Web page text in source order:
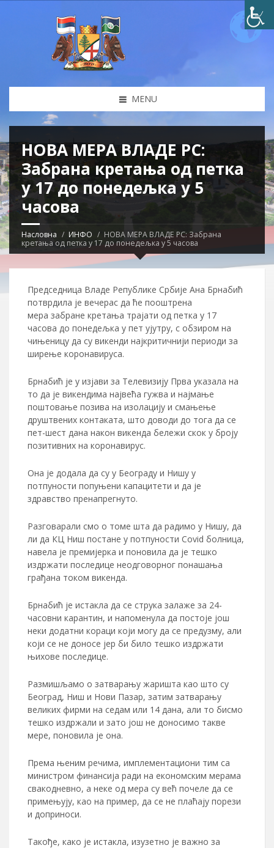
MENU
НОВА МЕРА ВЛАДЕ РС:
Забрана кретања од петка
у 17 до понедељка у 5
часова
Насловна ИНФО
НОВА МЕРА ВЛАДЕ РС: Забрана
кретања од петка у 17 до понедељка у 5 часова
Председница Владе Републике Србије Ана Брнабић
потврдила је вечерас да ће пооштрена
мера забране кретања трајати од петка у 17
часова до понедељка у пет ујутру, с обзиром на
чињеницу да су викенди најкритичнији периоди за
ширење коронавируса.
Брнабић је у изјави за Телевизију Прва указала на
то да је викендима највећа гужва и најмање
поштовање позива на изолацију и смањење
друштвених контаката, што доводи до тога да се
пет-шест дана након викенда бележи скок у броју
позитивних на коронавирус.
Она је додала да су у Београду и Нишу у
потпуности попуњени капацитети и да је
здравство пренапрегнуто.
Разговарали смо о томе шта да радимо у Нишу, да
ли да КЦ Ниш постане у потпуности Covid болница,
навела је премијерка и поновила да је тешко
издржати последице неодговорног понашања
грађана током викенда.
Брнабић је истакла да се струка залаже за 24-
часовни карантин, и напоменула да постоје још
неки додатни кораци који могу да се предузму, али
који се не доносе јер би било тешко издржати
њихове последице.
Размишљамо о затварању жаришта као што су
Београд, Ниш и Нови Пазар, затим затварању
великих фирми на седам или 14 дана, али то бисмо
тешко издржали и зато још не доносимо такве
мере, поновила је она.
Према њеним речима, имплементациони тим са
министром финансија ради на економским мерама
свакодневно, а неке од мера су већ почеле да се
примењују, као на пример, да се не плаћају порези
и доприноси.
Такође, како је истакла, изузетно је важно за